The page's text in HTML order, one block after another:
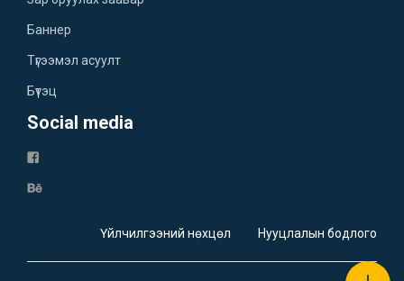
Баннер
Түгээмэл асуулт
Бүтэц
Social media
Үйлчилгээний нөхцөл Нууцлалын бодлого